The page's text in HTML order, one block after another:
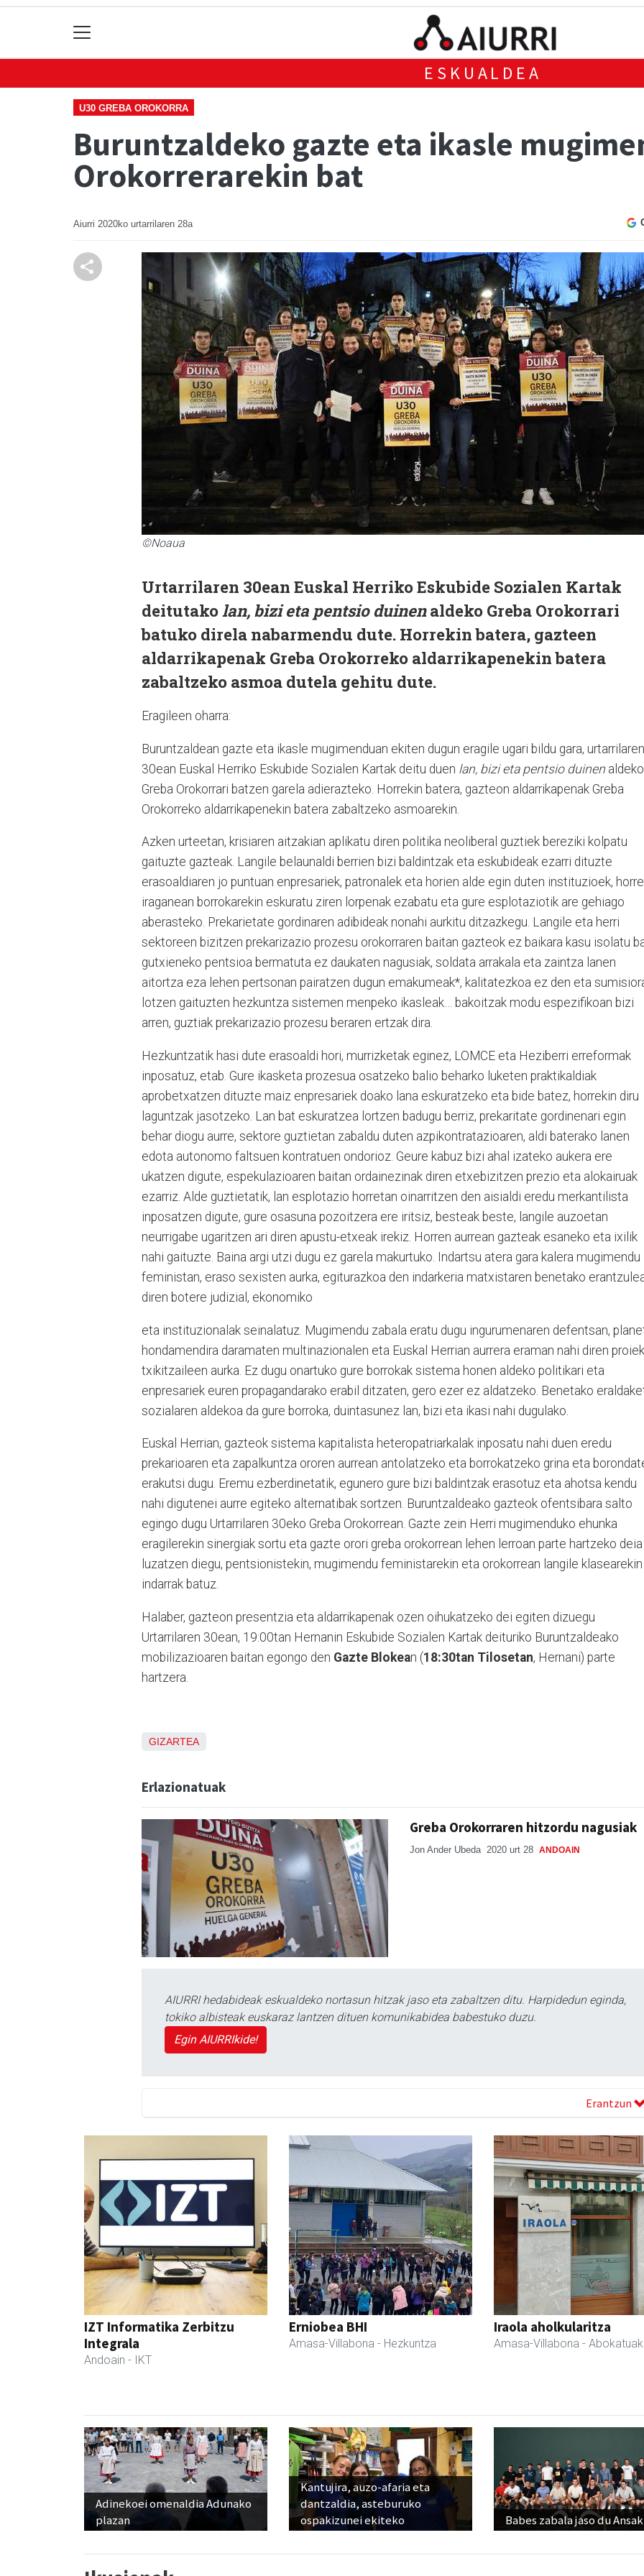
ESKUALDEA
U30 GREBA OROKORRA
Buruntzaldeko gazte eta ikasle
Orokorrerarekin bat
Aiurri 2020ko urtarrilaren 28a
©Noaua
Urtarrilaren 30ean Euskal Herriko Eskubide Sozialen Kartak
deitutako lan, bizi eta pentsio duinenaldeko Greba Orokorrari
batuko direla nabarmendu dute. Horrekin batera, gazteen
aldarrikapenak Greba Orokorreko aldarrikapenekin batera
zabaltzeko asmoa dutela gehitu dute.
Eragileen oharra:
Buruntzaldean gazte eta ikasle mugimenduan ekiten dugun eragile ugari bildu gara, urtarrilaren
30ean Euskal Herriko Eskubide Sozialen Kartak deitu duen lan, bizi eta pentsio duinen aldeko
Greba Orokorrari batzen garela adierazteko. Horrekin batera, gazteon aldarrikapenak Greba
Orokorreko aldarrikapenekin batera zabaltzeko asmoarekin.
Azken urteetan, krisiaren aitzakian aplikatu diren politika neoliberal guztiek bereziki kolpatu
gaituzte gazteak. Langile belaunaldi berrien bizi baldintzak eta eskubideak ezarri dituzte
erasoaldiaren jo puntuan enpresariek, patronalek eta horien alde egin duten instituzioek,
iraganean borrokarekin eskuratu ziren lorpenak ezabatu eta gure esplotaziotik are gehiago
aberasteko. Prekarietate gordinaren adibideak nonahi aurkitu ditzazkegu. Langile eta herri
sektoreen bizitzen prekarizazio prozesu orokorraren baitan gazteok ez baikara kasu isolatu
gutxieneko pentsioa bermatuta ez daukaten nagusiak, soldata arrakala eta zaintza lanen
aitortza eza lehen pertsonan pairatzen dugun emakumeak*, kalitatezkoa ez den eta
lotzen gaituzten hezkuntza sistemen menpeko ikasleak… bakoitzak modu espezifikoan bizi
arren, guztiak prekarizazio prozesu beraren ertzak dira.
Hezkuntzatik hasi dute erasoaldi hori, murrizketak eginez, LOMCE eta Heziberri erreformak
inposatuz, etab. Gure ikasketa prozesua osatzeko balio beharko luketen praktikaldiak
aprobetxatzen dituzte maiz enpresariek doako lana eskuratzeko eta bide batez, horrekin diru
laguntzak jasotzeko. Lan bat eskuratzea lortzen badugu berriz, prekaritate gordinenari egin
behar diogu aurre, sektore guztietan zabaldu duten azpikontratazioaren, aldi baterako lanen
edota autonomo faltsuen kontratuen ondorioz. Geure kabuz bizi ahal izateko aukera ere
ukatzen digute, espekulazioaren baitan ordainezinak diren etxebizitzen prezio eta alokairuak
ezarriz. Alde guztietatik, lan esplotazio horretan oinarritzen den aisialdi eredu merkantilista
inposatzen digute, gure osasuna pozoitzera ere iritsiz, besteak beste, langile auzoetan
neurrigabe ugaritzen ari diren apustu-etxeak irekiz. Horren aurrean gazteak esaneko eta ixilik
nahi gaituzte. Baina argi utzi dugu ez garela makurtuko. Indartsu atera gara kalera mugimendu
feministan, eraso sexisten aurka, egiturazkoa den indarkeria matxistaren benetako
diren botere judizial, ekonomiko
eta instituzionalak seinalatuz. Mugimendu zabala eratu dugu ingurumenaren defentsan,
hondamendira daramaten multinazionalen eta Euskal Herrian aurrera eraman nahi diren
txikitzaileen aurka. Ez dugu onartuko gure borrokak sistema honen aldeko politikari eta
enpresariek euren propagandarako erabil ditzaten, gero ezer ez aldatzeko. Benetako
sozialaren aldekoa da gure borroka, duintasunez lan, bizi eta ikasi nahi dugulako.
Euskal Herrian, gazteok sistema kapitalista heteropatriarkalak inposatu nahi duen eredu
prekarioaren eta zapalkuntza ororen aurrean antolatzeko eta borrokatzeko grina eta
erakutsi dugu. Eremu ezberdinetatik, egunero gure bizi baldintzak erasotuz eta ahotsa kendu
nahi digutenei aurre egiteko alternatibak sortzen. Buruntzaldeako gazteok ofentsibara salto
egingo dugu Urtarrilaren 30eko Greba Orokorrean. Gazte zein Herri mugimenduko ehunka
eragilerekin sinergiak sortu eta gazte orori greba orokorrean lehen lerroan parte hartzeko deia
luzatzen diegu, pentsionistekin, mugimendu feministarekin eta orokorrean langile klasearekin
indarrak batuz.
Halaber, gazteon presentzia eta aldarrikapenak ozen oihukatzeko dei egiten dizuegu
Urtarrilaren 30ean, 19:00tan Hernanin Eskubide Sozialen Kartak deituriko Buruntzaldeako
mobilizazioaren baitan egongo den Gazte Blokean (18:30tan Tilosetan, Hernani) parte
hartzera.
GIZARTEA
Erlazionatuak
Greba Orokorraren hitzordu nagusiak
Jon Ander Ubeda 2020 urt 28 ANDOAIN
AIURRI hedabideak eskualdeko nortasun hitzak jaso eta zabaltzen ditu. Harpidedun eginda,
tokiko albisteak euskaraz lantzen dituen komunikabidea babestuko duzu.
Egin AIURRIkide!
Erantzun
IZT Informatika Zerbitzu
Integrala
Andoain - IKT
Erniobea BHI
Amasa-Villabona - Hezkuntza
Iraola aholkularitza
Amasa-Villabona - Abokatuak
Adinekoei omenaldia Adunako
plazan
Kantujira, auzo-afaria eta
dantzaldia, asteburuko
ospakizunei ekiteko
Babes zabala jaso du Ansak